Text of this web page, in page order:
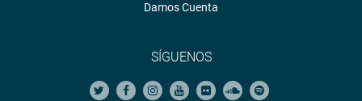
Damos Cuenta
SÍGUENOS